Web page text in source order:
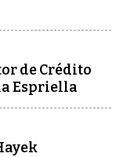
de Crédito
Espriella